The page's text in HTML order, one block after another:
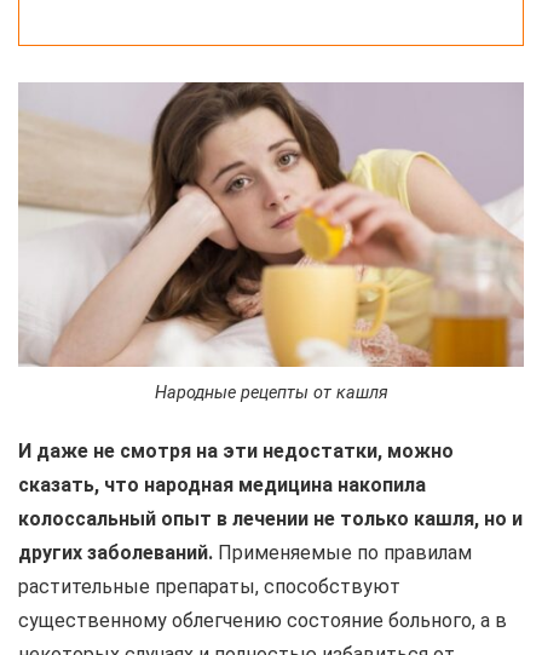
Народные рецепты от кашля
И даже не смотря на эти недостатки, можно
сказать, что народная медицина накопила
колоссальный опыт в лечении не только кашля, но и
других заболеваний. Применяемые по правилам
растительные препараты, способствуют
существенному облегчению состояние больного, а в